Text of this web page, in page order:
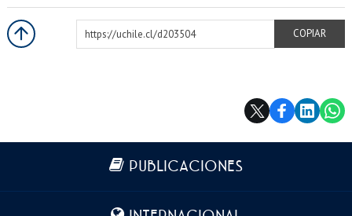
https://uchile.cl/d203504
COPIAR
Más información
PUBLICACIONES